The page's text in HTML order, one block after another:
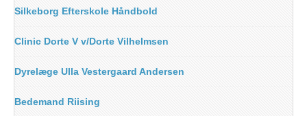
Silkeborg Efterskole Håndbold
Clinic Dorte V v/Dorte Vilhelmsen
Dyrelæge Ulla Vestergaard Andersen
Bedemand Riising